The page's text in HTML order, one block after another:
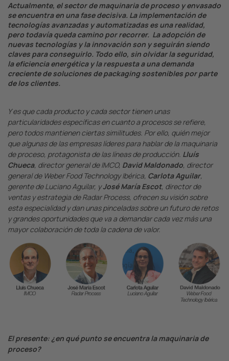
Actualmente, el sector de maquinaria de proceso y envasado
se encuentra en una fase decisiva. La implementación de
tecnologías avanzadas y automatizadas es una realidad,
pero todavía queda camino por recorrer. La adopción de
nuevas tecnologías y la innovación son y seguirán siendo
claves para conseguirlo. Todo ello, sin olvidar la seguridad,
la eficiencia energética y la respuesta a una demanda
creciente de soluciones de packaging sostenibles por parte
de los clientes.
Y es que cada producto y cada sector tienen unas
particularidades específicas en cuanto a procesos se refiere,
pero todos mantienen ciertas similitudes. Por ello, quién mejor
que algunas de las empresas líderes para hablar de la maquinaria
de proceso, protagonista de las líneas de producción. Lluís
Chueca, director general de IMCO, David Maldonado, director
general de Weber Food Technology Ibérica, Carlota Aguilar,
gerente de Luciano Aguilar, yJosé María Escot, director de
ventas y estrategia de Radar Process, ofrecen su visión sobre
esta especialidad y dan unas pinceladas sobre un futuro de retos
y grandes oportunidades que va a demandar cada vez más una
mayor colaboración de toda la cadena de valor.
El presente: ¿en qué punto se encuentra la maquinaria de
proceso?